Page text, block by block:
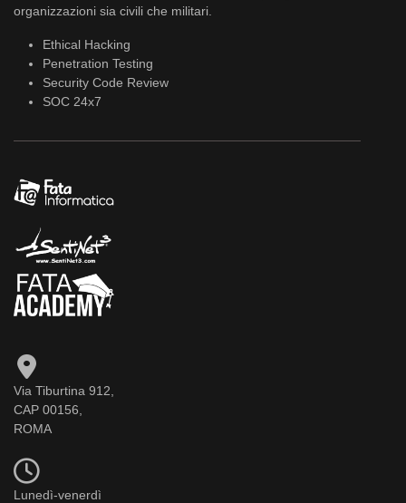
organizzazioni sia civili che militari.
Ethical Hacking
Penetration Testing
Security Code Review
SOC 24x7
Via Tiburtina 912,
CAP 00156,
ROMA
Lunedì-venerdì